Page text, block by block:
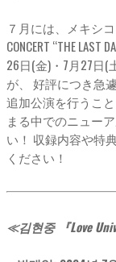
７月には、メキシコ
CONCERT “THE
26日(金)・7月27日(
が、 好評につき急遽
追加公演を行うこ
まる中でのニュー
い！ 収録内容や特
ください！
≪김현중 『Love